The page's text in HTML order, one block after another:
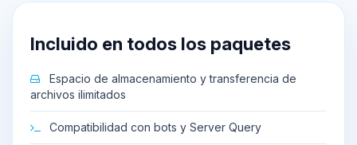
Incluido en todos los paquetes
Espacio de almacenamiento y transferencia de
archivos ilimitados
Compatibilidad con bots y Server Query